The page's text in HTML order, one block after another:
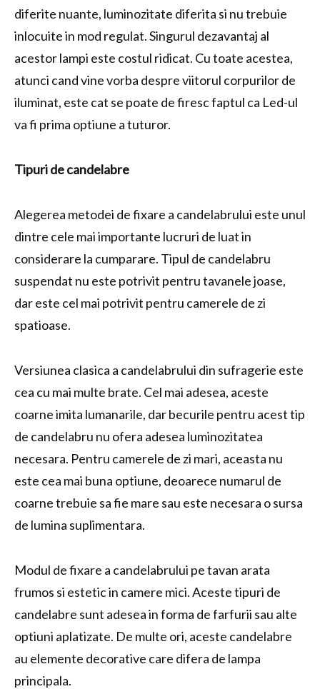
diferite nuante, luminozitate diferita si nu trebuie
inlocuite in mod regulat. Singurul dezavantaj al
acestor lampi este costul ridicat. Cu toate acestea,
atunci cand vine vorba despre viitorul corpurilor de
iluminat, este cat se poate de firesc faptul ca Led-ul
va fi prima optiune a tuturor.
Tipuri de candelabre
Alegerea metodei de fixare a candelabrului este unul
dintre cele mai importante lucruri de luat in
considerare la cumparare. Tipul de candelabru
suspendat nu este potrivit pentru tavanele joase,
dar este cel mai potrivit pentru camerele de zi
spatioase.
Versiunea clasica a candelabrului din sufragerie este
cea cu mai multe brate. Cel mai adesea, aceste
coarne imita lumanarile, dar becurile pentru acest tip
de candelabru nu ofera adesea luminozitatea
necesara. Pentru camerele de zi mari, aceasta nu
este cea mai buna optiune, deoarece numarul de
coarne trebuie sa fie mare sau este necesara o sursa
de lumina suplimentara.
Modul de fixare a candelabrului pe tavan arata
frumos si estetic in camere mici. Aceste tipuri de
candelabre sunt adesea in forma de farfurii sau alte
optiuni aplatizate. De multe ori, aceste candelabre
au elemente decorative care difera de lampa
principala.